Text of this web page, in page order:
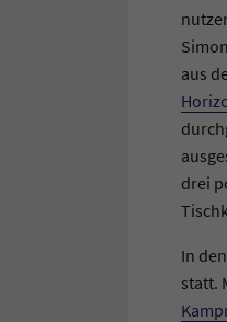
aus
drei
In
statt.